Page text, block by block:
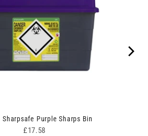
Purple Sharps Bin
Price
£17.58